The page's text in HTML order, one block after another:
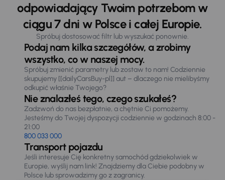
odpowiadający Twoim potrzebom w
ciągu 7 dni w Polsce i całej Europie.
Spróbuj dostosować filtr lub wyszukać ponownie.
Podaj nam kilka szczegółów, a zrobimy
wszystko, co w naszej mocy.
Spróbuj zmienić parametry lub zostaw to nam! Codziennie
skupujemy [[dailyCarsBuy-pl]] aut – dlaczego nie mielibyśmy
odkupić właśnie Twojego?
Nie znalazłeś tego, czego szukałeś?
Zadzwoń do nas bezpłatnie, a chętnie Ci pomożemy.
Jesteśmy do Twojej dyspozycji codziennie w godzinach 8:00 -
21:00
800 033 000
Transport pojazdu
Jeśli interesuje Cię konkretny samochód gdziekolwiek w
Europie, wyślij nam link! Znajdziemy dla Ciebie podobny w
Polsce lub sprowadzimy go z zagranicy.